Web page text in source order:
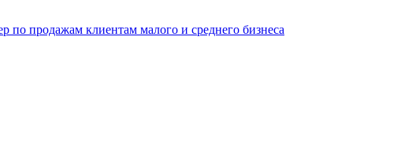
по продажам клиентам малого и среднего бизнеса